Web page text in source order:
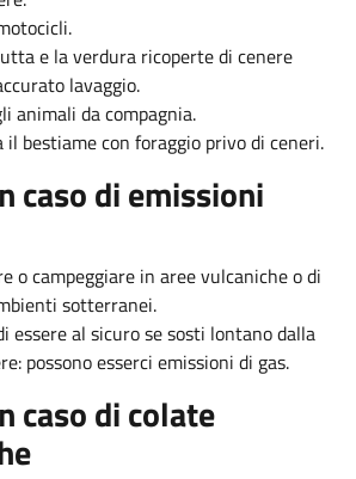
e la verdura ricoperte di cenere
lavaggio.
animali da compagnia.
il bestiame con foraggio privo di ceneri.
caso di emissioni
o campeggiare in aree vulcaniche o di
sotterranei.
essere al sicuro se sosti lontano dalla
possono esserci emissioni di gas.
caso di colate